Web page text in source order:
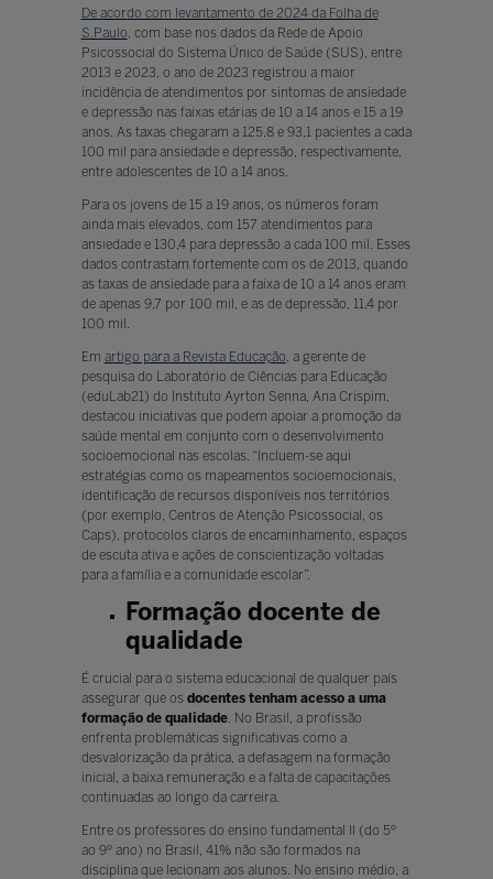
De acordo com levantamento de 2024 da Folha de
S.Paulo , com base nos dados da Rede de Apoio
Psicossocial do Sistema Único de Saúde (SUS), entre
2013 e 2023, o ano de 2023 registrou a maior
incidência de atendimentos por sintomas de ansiedade
e depressão nas faixas etárias de 10 a 14 anos e 15 a 19
anos. As taxas chegaram a 125,8 e 93,1 pacientes a cada
100 mil para ansiedade e depressão, respectivamente,
entre adolescentes de 10 a 14 anos.
Para os jovens de 15 a 19 anos, os números foram
ainda mais elevados, com 157 atendimentos para
ansiedade e 130,4 para depressão a cada 100 mil. Esses
dados contrastam fortemente com os de 2013, quando
as taxas de ansiedade para a faixa de 10 a 14 anos eram
de apenas 9,7 por 100 mil, e as de depressão, 11,4 por
100 mil.
Em artigo para a Revista Educação , a gerente de
pesquisa do Laboratório de Ciências para Educação
(eduLab21) do Instituto Ayrton Senna, Ana Crispim,
destacou iniciativas que podem apoiar a promoção da
saúde mental em conjunto com o desenvolvimento
socioemocional nas escolas. “Incluem-se aqui
estratégias como os mapeamentos socioemocionais,
identificação de recursos disponíveis nos territórios
(por exemplo, Centros de Atenção Psicossocial, os
Caps), protocolos claros de encaminhamento, espaços
de escuta ativa e ações de conscientização voltadas
para a família e a comunidade escolar”.
Formação docente de
qualidade
É crucial para o sistema educacional de qualquer país
assegurar que os docentes tenham acesso a uma
formação de qualidade. No Brasil, a profissão
enfrenta problemáticas significativas como a
desvalorização da prática, a defasagem na formação
inicial, a baixa remuneração e a falta de capacitações
continuadas ao longo da carreira.
Entre os professores do ensino fundamental II (do 5º
ao 9º ano) no Brasil, 41% não são formados na
disciplina que lecionam aos alunos. No ensino médio, a